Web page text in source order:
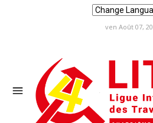
ven Août 07,